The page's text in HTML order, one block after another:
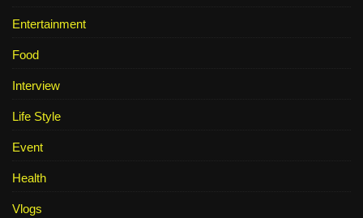
Entertainment
Food
Interview
Life Style
Event
Health
Vlogs